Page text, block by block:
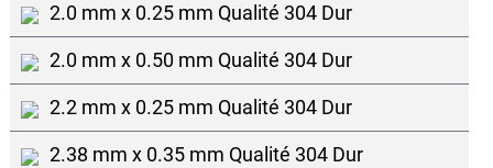
2.0 mm x 0.25 mm Qualité 304 Dur
2.0 mm x 0.50 mm Qualité 304 Dur
2.2 mm x 0.25 mm Qualité 304 Dur
2.38 mm x 0.35 mm Qualité 304 Dur